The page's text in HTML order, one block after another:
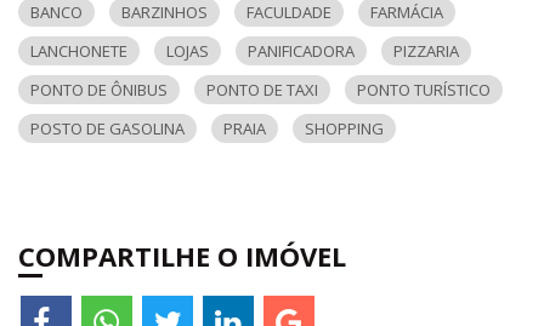
BANCO BARZINHOS FACULDADE
FARMÁCIA
LANCHONETE
LOJAS PANIFICADORA
PIZZARIA
PONTO DE ÔNIBUS
PONTO DE TAXI
PONTO TURÍSTICO
POSTO DE GASOLINA
PRAIA SHOPPING
COMPARTILHE O IMÓVEL